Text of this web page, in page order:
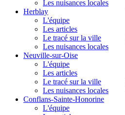
Les nuisances locales
Herblay
L'équipe
Les articles
Le tracé sur la ville
Les nuisances locales
Neuville-sur-Oise
L'équipe
Les articles
Le tracé sur la ville
Les nuisances locales
Conflans-Sainte-Honorine
L'équipe